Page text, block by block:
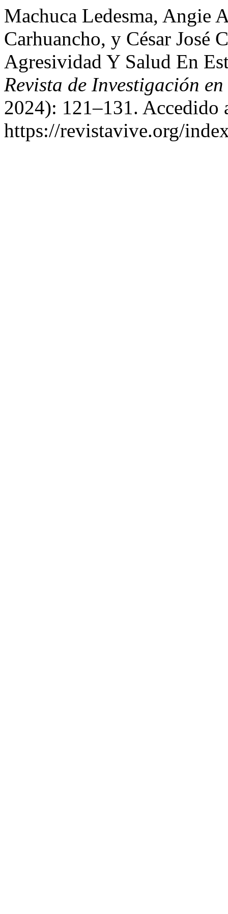
Machuca Ledesma, Angie
Carhuancho, y César José
Agresividad Y Salud En
Revista de Investigación
2024): 121–131. Accedido
https://revistavive.org/